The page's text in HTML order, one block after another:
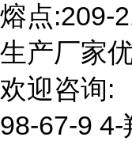
熔点:209-
生产厂家
欢迎咨询:
98-67-9 4-